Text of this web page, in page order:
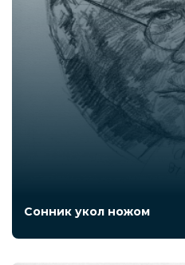
Сонник укол ножом